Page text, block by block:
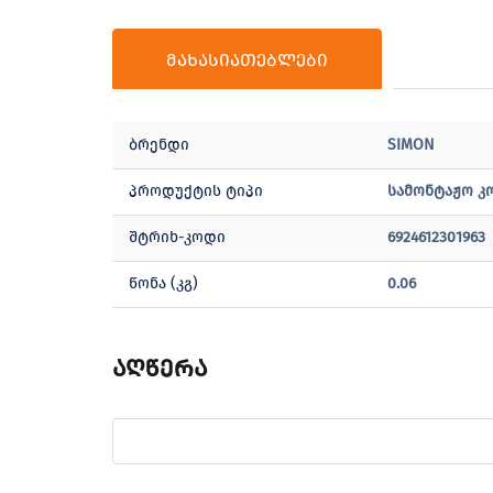
მახასიათებლები
ბრენდი SIMON
პროდუქტის ტიპი სამონტაჟო
შტრიხ-კოდი 6924612301963
წონა (კგ) 0.06
აღწერა